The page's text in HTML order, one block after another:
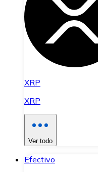
XRP
XRP
Ver todo
Efectivo